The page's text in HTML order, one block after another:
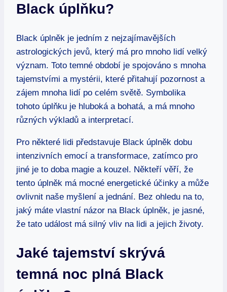
Black úplňku?
Black úplněk je jedním z nejzajímavějších
astrologických jevů, který má pro mnoho lidí velký
význam. Toto temné období je spojováno s mnoha
tajemstvími a mystérii, které přitahují pozornost a
zájem mnoha lidí po celém světě. Symbolika
tohoto úplňku je hluboká a bohatá, a má mnoho
různých výkladů a interpretací.
Pro některé lidi představuje Black úplněk dobu
intenzivních emocí a transformace, zatímco pro
jiné je to doba magie a kouzel. Někteří věří, že
tento úplněk má mocné energetické účinky a může
ovlivnit naše myšlení a jednání. Bez ohledu na to,
jaký máte vlastní názor na Black úplněk, je jasné,
že tato událost má silný vliv na lidi a jejich životy.
Jaké tajemství skrývá
temná noc plná Black